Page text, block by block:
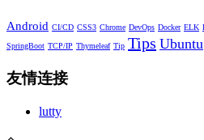
Android CI/CD CSS3 Chrome DevOps Docker ELK
SpringBoot TCP/IP Thymeleaf Tip Tips Ubuntu
友情连接
lutty